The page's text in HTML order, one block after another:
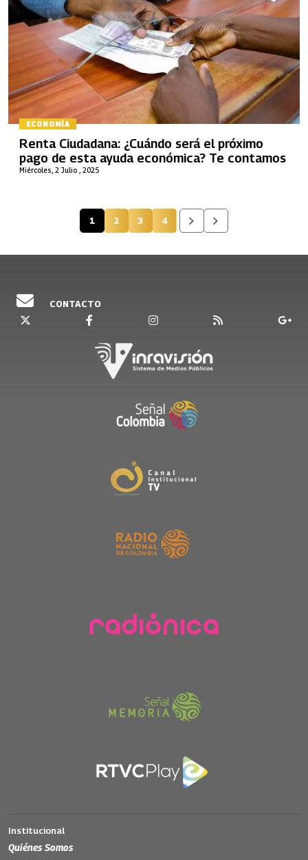
ECONOMÍA
Miércoles, 2 Julio , 2025
Renta Ciudadana: ¿Cuándo será el próximo
pago de esta ayuda económica? Te contamos
Página actual
1 Página
2 Página
3 Página
4
CONTACTO
Institucional
Quiénes Somos